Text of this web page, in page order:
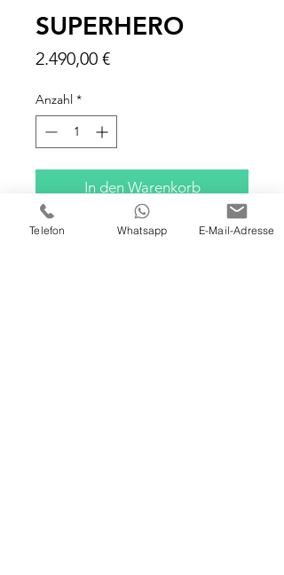
SUPERHERO
2.490,00 €Preis
Anzahl *
In den Warenkorb
100 X 100 X 4 CM
Telefon Whatsapp E-Mail-Adresse